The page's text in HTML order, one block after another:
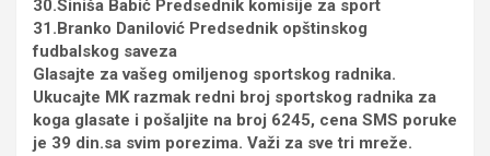
30.Siniša Babić Predsednik komisije za sport
31.Branko Danilović Predsednik opštinskog
fudbalskog saveza
Glasajte za vašeg omiljenog sportskog radnika.
Ukucajte MK razmak redni broj sportskog radnika za
koga glasate i pošaljite na broj 6245, cena SMS poruke
je 39 din.sa svim porezima. Važi za sve tri mreže.